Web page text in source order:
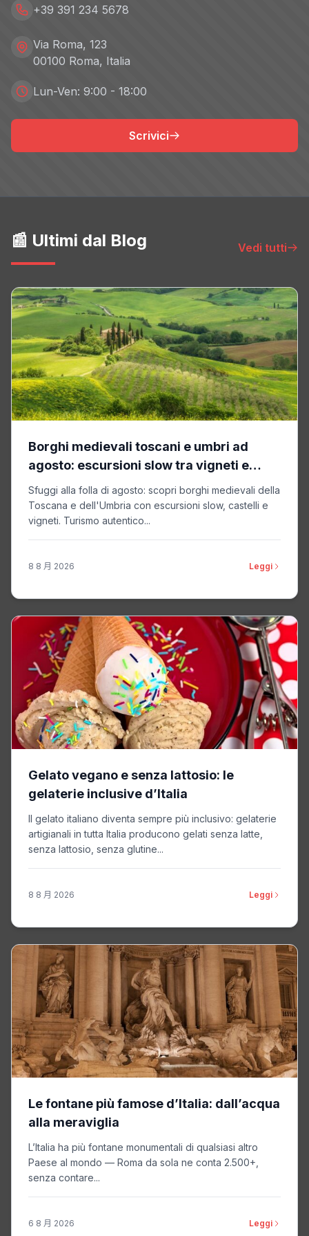
+39 391 234 5678
Via Roma, 123
00100 Roma, Italia
Lun-Ven: 9:00 - 18:00
Scrivici
📰 Ultimi dal Blog Vedi tutti
Borghi medievali toscani e umbri ad
agosto: escursioni slow tra vigneti e
castelli
Sfuggi alla folla di agosto: scopri borghi medievali della
Toscana e dell'Umbria con escursioni slow, castelli e
vigneti. Turismo autentico...
8 8 月 2026 Leggi
Gelato vegano e senza lattosio: le
gelaterie inclusive d’Italia
Il gelato italiano diventa sempre più inclusivo: gelaterie
artigianali in tutta Italia producono gelati senza latte,
senza lattosio, senza glutine...
8 8 月 2026 Leggi
Le fontane più famose d’Italia: dall’acqua
alla meraviglia
L’Italia ha più fontane monumentali di qualsiasi altro
Paese al mondo — Roma da sola ne conta 2.500+,
senza contare...
6 8 月 2026 Leggi